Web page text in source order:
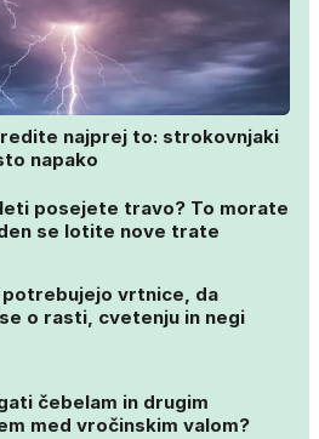
najprej to: strokovnjaki
napako
posejete travo? To morate
se lotite nove trate
potrebujejo vrtnice, da
o rasti, cvetenju in negi
čebelam in drugim
med vročinskim valom?